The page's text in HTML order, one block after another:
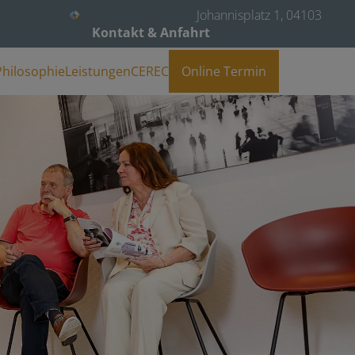
Johannisplatz 1, 04103
Kontakt & Anfahrt
LeistungenCEREC Online Termin